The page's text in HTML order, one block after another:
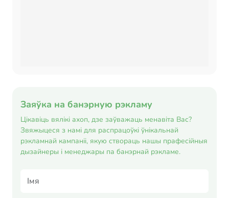
Заяўка на банэрную рэкламу
Цікавіць вялікі ахоп, дзе заўважаць менавіта Вас?
Звяжыцеся з намі для распрацоўкі ўнікальнай
рэкламнай кампаніі, якую створаць нашы прафесійныя
дызайнеры і менеджары па банэрнай рэкламе.